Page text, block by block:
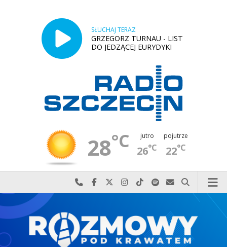
SŁUCHAJ TERAZ
GRZEGORZ TURNAU - LIST
DO JEDZĄCEJ EURYDYKI
28°C jutro
26°C
pojutrze
22°C
Najlepiej po prostu do nas zadzwoń
Odwiedź nas na Facebook-u
Odwiedź nas na X
Odwiedź nas na Instagram-ie
Odwiedź nas na TikTok-u
Szukaj nas na Spotify
Wyślij do nas
Szukaj